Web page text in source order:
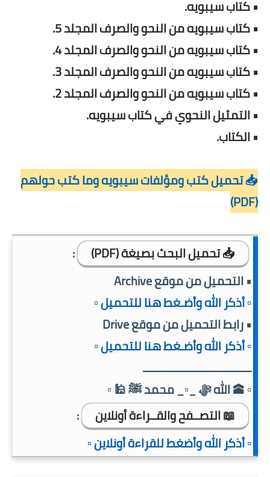
• كتاب سيبويه.
• كتاب سيبويه من النحو والصرف المجلد 5.
• كتاب سيبويه من النحو والصرف المجلد 4.
• كتاب سيبويه من النحو والصرف المجلد 3.
• كتاب سيبويه من النحو والصرف المجلد 2.
• التمثيل النحوي في كتاب سيبويه.
• الكتاب.
📥 تحميل كتب ومؤلفات سيبويه وما كتب حولهم
(PDF)
📥 تحميل البحث بصيغة (PDF)
:
• التحميل من موقع Archive
▫️ أذكر الله وأضـغط هنا للتحميل ▫️
• رابط التحميل من موقع Drive
▫️ أذكر الله وأضـغط هنا للتحميل ▫️
ــــــــــــــــــــــــــــــــــــ
▫️ 🕋 الله ﷻ _▫️_ محمد ﷺ 🕌 ▫️
📖 التصــفح والقــراءة أونلاين
:
▫️ أذكر الله وأضغط للقراءة أونلاين ▫️